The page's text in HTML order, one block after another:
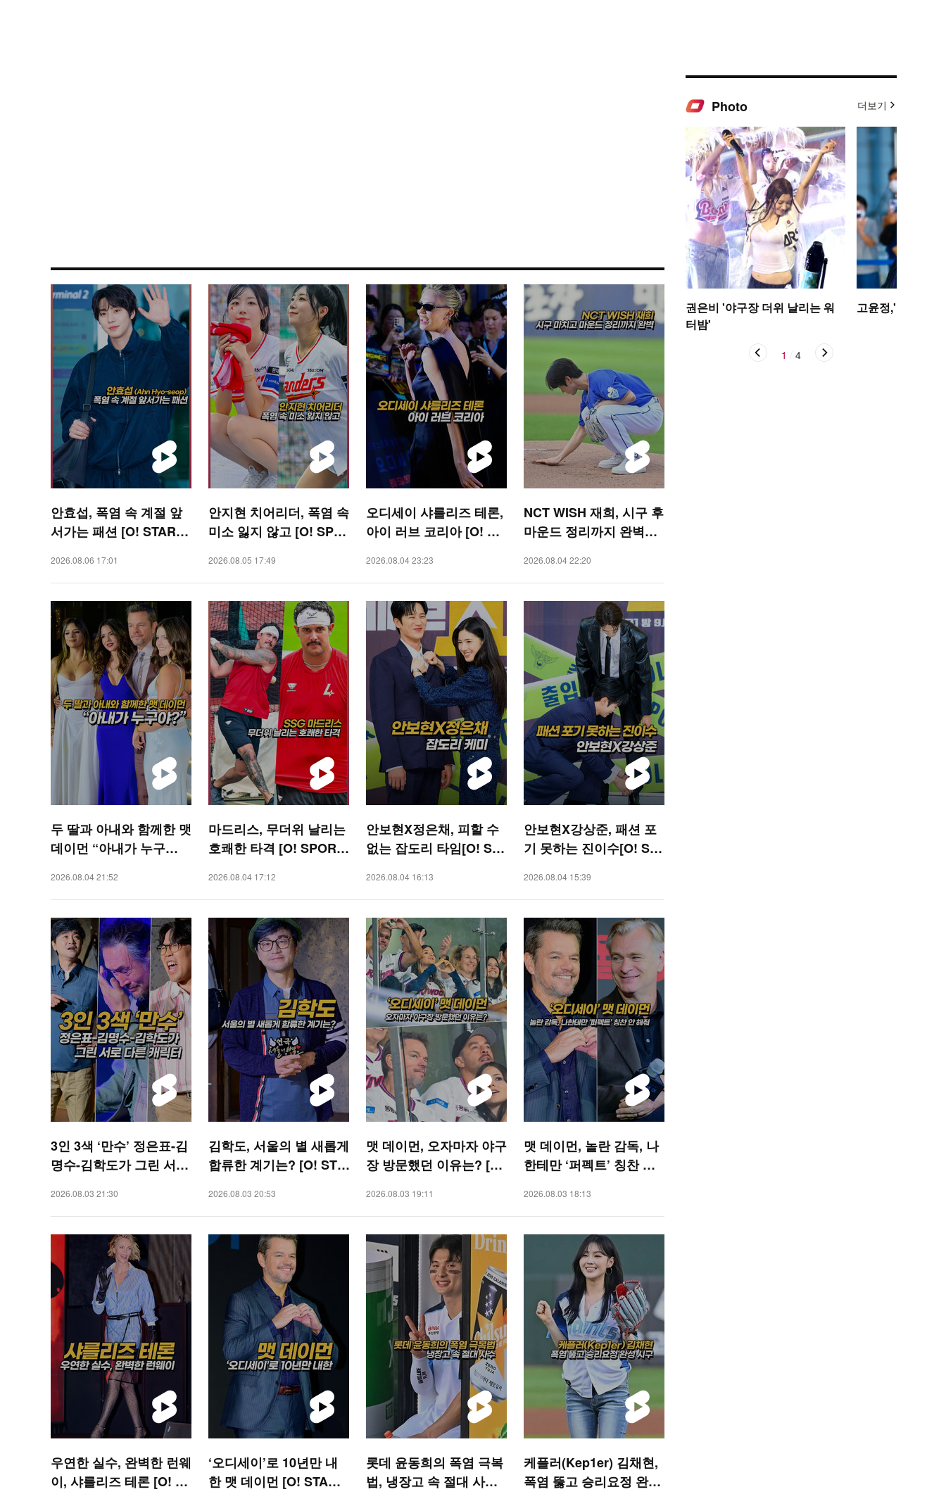
안효섭, 폭염 속 계절 앞
서가는 패션 [O! STAR
2026.08.06 17:01
안지현 치어리더, 폭염 속
미소 잃지 않고 [O! SPO
2026.08.05 17:49
오디세이 샤를리즈 테론,
아이 러브 코리아 [O! ST
2026.08.04 23:23
NCT WISH 재희, 시구 후
마운드 정리까지 완벽
2026.08.04 22:20
두 딸과 아내와 함께한 맷
데이먼 “아내가 누구
2026.08.04 21:52
마드리스, 무더위 날리는
호쾌한 타격 [O! SPORT
2026.08.04 17:12
안보현X정은채, 피할 수
없는 잡도리 타임[O! ST
2026.08.04 16:13
안보현X강상준, 패션 포
기 못하는 진이수[O! ST
2026.08.04 15:39
3인 3색 ‘만수’ 정은표-김
명수-김학도가 그린 서로
숏폼]
2026.08.03 21:30
김학도, 서울의 별 새롭게
합류한 계기는? [O! STA
2026.08.03 20:53
맷 데이먼, 오자마자 야구
장 방문했던 이유는? [O!
2026.08.03 19:11
맷 데이먼, 놀란 감독, 나
한테만 ‘퍼펙트’ 칭찬 안
2026.08.03 18:13
우연한 실수, 완벽한 런웨
이, 샤를리즈 테론 [O! ST
‘오디세이’로 10년만 내
한 맷 데이먼 [O! STAR
롯데 윤동희의 폭염 극복
법, 냉장고 속 절대 사수
케플러(Kep1er) 김채현,
폭염 뚫고 승리요정 완성
Photo 더보기
권은비 '야구장 더위 날리는 워
터밤'
고윤정,'탄성을
1 4